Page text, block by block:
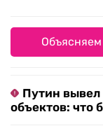
Объясняем
Путин вывел
объектов: что